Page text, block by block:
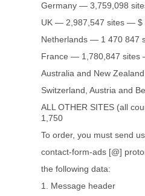
Germany — 3,759,098
UK — 2,987,547 sites — $
Netherlands — 1 470 847
France — 1,780,847 sites
Australia and New
Switzerland, Austria and
ALL OTHER SITES (all
1,750
To order, you must send
contact-form-ads [@]
the following data:
1. Message header